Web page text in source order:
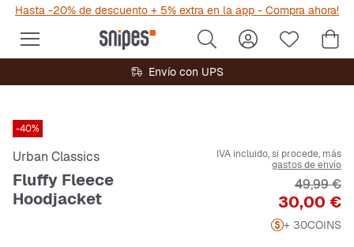
Hasta -20% de descuento + 5% extra en la app - Compra ahora!
Envío con UPS
-40%
Urban Classics
Fluffy Fleece
Hoodjacket
IVA incluido, si procede, más
gastos de envío
Precio
30,00 €
Precio
49,99 €
+ 30COINS